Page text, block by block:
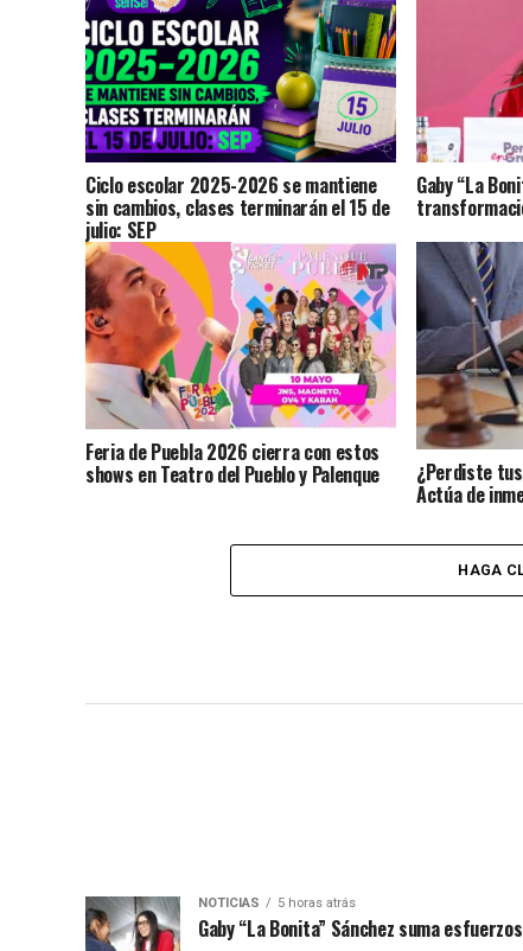
Ciclo escolar 2025-2026 se mantiene
sin cambios, clases terminarán el 15 de
julio: SEP
Gaby “La
Feria de Puebla 2026 cierra con estos
shows en Teatro del Pueblo y Palenque ¿Perdiste
Actúa de
HAGA
NOTICIAS 5 horas atrás
Gaby “La Bonita” Sánchez suma